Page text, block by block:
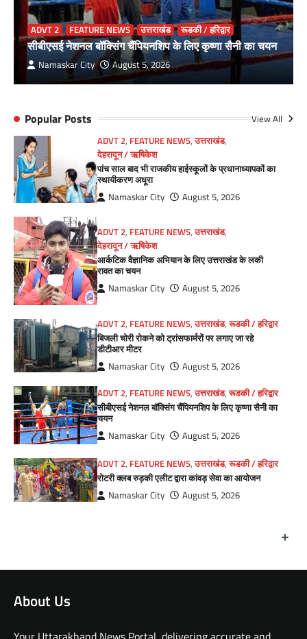
ADVT 2 FEATURE NEWS उत्तराखंड रूडकी / हरिद्वार
सीबीएसई नेशनल बॉक्सिंग चैंपियनशिप के लिए कृष्णा सैनी का चयन
Namaskar City August 5, 2026
Popular Posts View All
ADVT 2, FEATURE NEWS,उत्तराखंड,
देहरादून / ऋषिकेश
पांच साल बाद भी राजकीय हाईस्कूलों के प्रधानाध्यापकों का
स्थायीकरण अधूरा
Namaskar City August 5, 2026
ADVT 2, FEATURE NEWS,उत्तराखंड,
देहरादून / ऋषिकेश
आर्कटिक वैज्ञानिक अभियान के लिए उत्तराखंड के लकी
रावत का चयन
Namaskar City August 5, 2026
ADVT 2, FEATURE NEWS,उत्तराखंड,रूडकी / हरिद्वार
बिजली चोरी रोकने को ट्रांसफार्मरों पर लगाए जा रहे
डीटीआर मीटर
Namaskar City August 5, 2026
ADVT 2, FEATURE NEWS,उत्तराखंड,रूडकी / हरिद्वार
सीबीएसई नेशनल बॉक्सिंग चैंपियनशिप के लिए कृष्णा सैनी का
चयन
Namaskar City August 5, 2026
ADVT 2, FEATURE NEWS,उत्तराखंड,रूडकी / हरिद्वार
रोटरी क्लब रुड़की एलीट द्वारा कांवड़ सेवा का आयोजन
Namaskar City August 5, 2026
+
About Us